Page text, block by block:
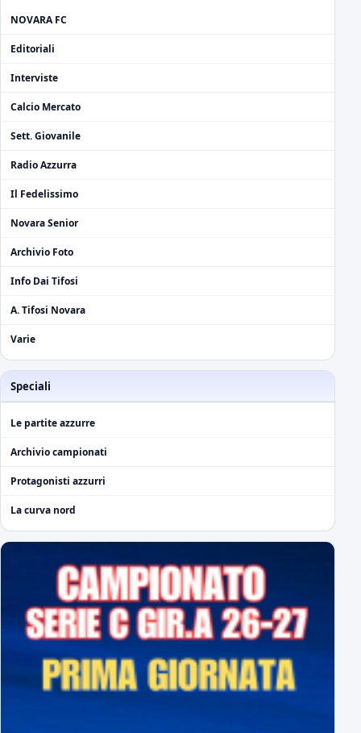
NOVARA FC
Editoriali
Interviste
Calcio Mercato
Sett. Giovanile
Radio Azzurra
Il Fedelissimo
Novara Senior
Archivio Foto
Info Dai Tifosi
A. Tifosi Novara
Varie
Speciali
Le partite azzurre
Archivio campionati
Protagonisti azzurri
La curva nord